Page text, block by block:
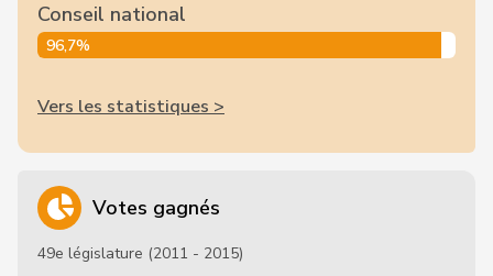
Conseil national
96,7%
Vers les statistiques >
Votes gagnés
49e législature (2011 - 2015)